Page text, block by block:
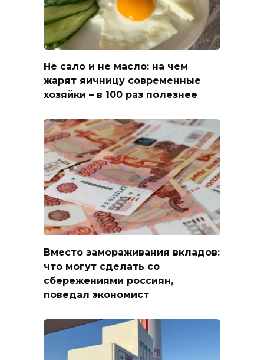
Не сало и не масло: на чем
жарят яичницу современные
хозяйки – в 100 раз полезнее
Вместо замораживания вкладов:
что могут сделать со
сбережениями россиян,
поведал экономист